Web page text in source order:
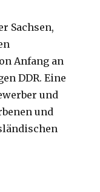
Sachsen,
Anfang an
DDR. Eine
und
und